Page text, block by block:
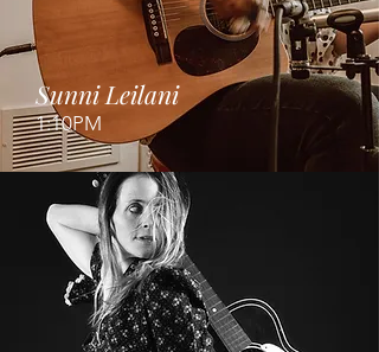
Sunni Leilani
1:10PM